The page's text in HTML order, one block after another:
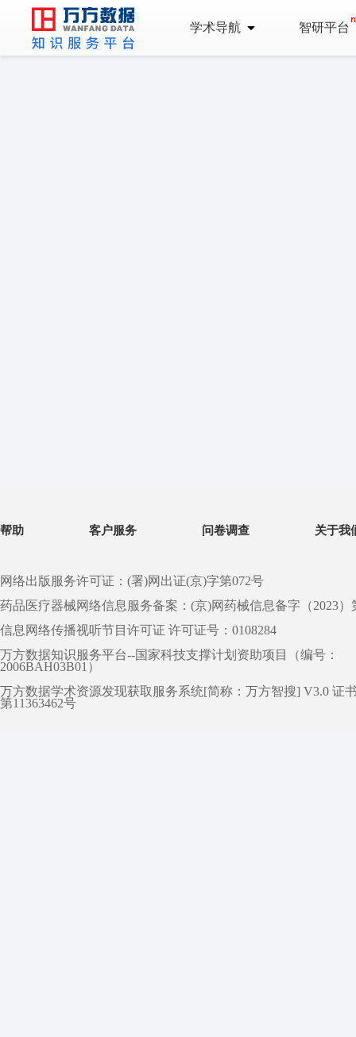
学术导航 智研平台
帮助 客户服务 问卷调查 关于我
网络出版服务许可证：(署)网出证(京)字第072号
药品医疗器械网络信息服务备案：(京)网药械信息备字（2023）
信息网络传播视听节目许可证 许可证号：0108284
万方数据知识服务平台--国家科技支撑计划资助项目（编号：
2006BAH03B01）
万方数据学术资源发现获取服务系统[简称：万方智搜] V3.0 证
第11363462号